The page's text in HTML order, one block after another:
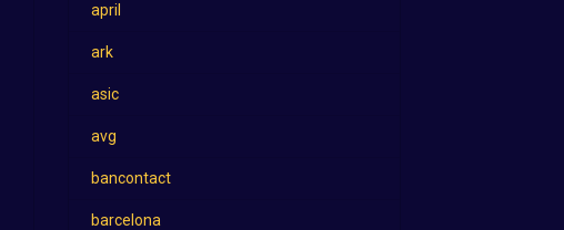
april
ark
asic
avg
bancontact
barcelona